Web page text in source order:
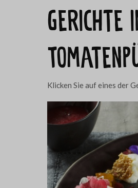
Gerichte
Klicken Sie auf eines der